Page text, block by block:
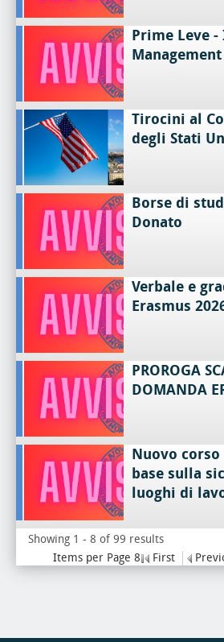
Prime Leve
Management
Tirocini al
degli Stati
Borse di
Donato
Verbale e
Erasmus
PROROGA
DOMANDA
Nuovo
base sulla
luoghi di
Showing 1 - 8 of 99 results
Items per Page 8
First